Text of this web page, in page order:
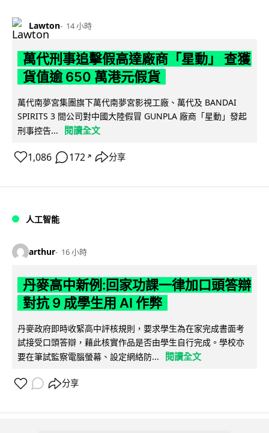
Lawton 14 小時
萬代刑事追擊假高達廠商「星動」 查獲
貨值逾 650 萬港元假貨
萬代南夢宮集團旗下萬代南夢宮影視工廠、萬代及 BANDAI
SPIRITS 3 間公司對中國大陸假冒 GUNPLA 廠商「星動」發起
刑事控告...
閱讀全文
1,086 172 ↗ 分享
人工智能
arthur 16 小時
丹麥高中新例:回家功課一律加口頭答辯
對抗 9 成學生用 AI 作弊
丹麥政府即時收緊高中評核規則，要求學生為在家完成書面考
試接受口頭答辯，藉此核實作品是否由學生自行完成。學校亦
要在筆試監察電腦螢幕、設定網絡防...
閱讀全文
分享